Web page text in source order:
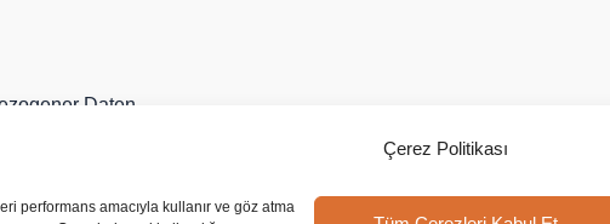
Çerez Politikası
performans amacıyla kullanır ve göz atma
Daten